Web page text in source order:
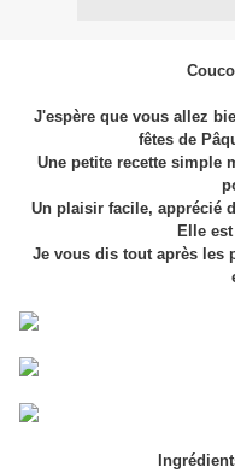
J'espère que vous allez
fêtes de
Une petite recette simple
Un plaisir facile, apprécié
Elle
Je vous dis tout après les